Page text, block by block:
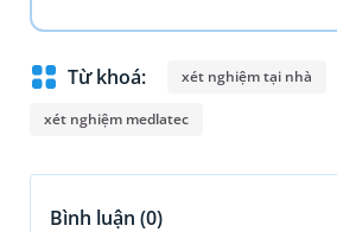
Từ khoá: xét nghiệm tại nhà
xét nghiệm medlatec
Bình luận (0)